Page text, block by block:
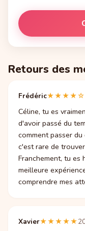
Retours des
Frédéric★★★★☆
Céline, tu es
d'avoir passé du
comment passer
c'est rare de
Franchement, tu es
meilleure
comprendre mes
Xavier★★★★★